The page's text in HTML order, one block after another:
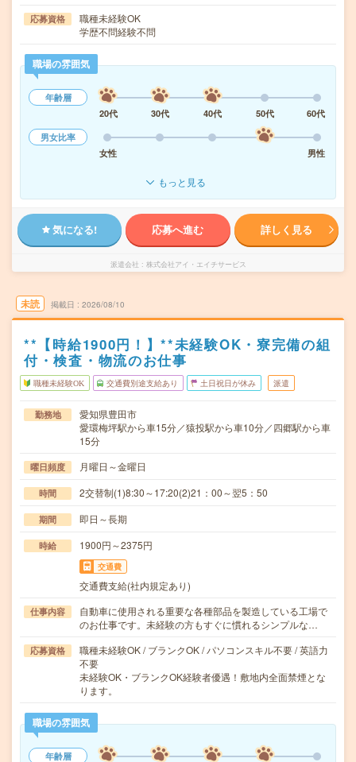
応募資格
職種未経験OK
学歴不問経験不問
職場の雰囲気
年齢層
20代
30代 40代 50代
60代
男女比率
女性
男性
もっと見る
気になる! 応募へ進む 詳しく見る
派遣会社 株式会社アイ・エイチサービス
未読 掲載日 2026/08/10
**【時給1900円！】**未経験OK・寮完備の組
付・検査・物流のお仕事
職種未経験OK 交通費別途支給あり 土日祝日が休み 派遣
勤務地
愛知県豊田市
愛環梅坪駅から車15分／猿投駅から車10分／四郷駅から車
15分
曜日頻度 月曜日～金曜日
時間 2交替制(1)8:30～17:20(2)21：00～翌5：50
期間 即日～長期
時給 1900円～2375円
交通費
交通費支給(社内規定あり)
仕事内容
自動車に使用される重要な各種部品を製造している工場で
のお仕事です。未経験の方もすぐに慣れるシンプルな…
応募資格
職種未経験OK / ブランクOK / パソコンスキル不要 / 英語力
不要
未経験OK・ブランクOK経験者優遇！敷地内全面禁煙とな
ります。
職場の雰囲気
年齢層